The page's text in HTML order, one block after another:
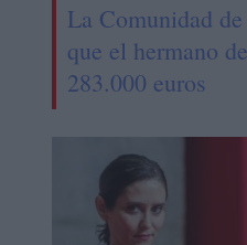
La Comunidad
que el hermano
283.000 euros